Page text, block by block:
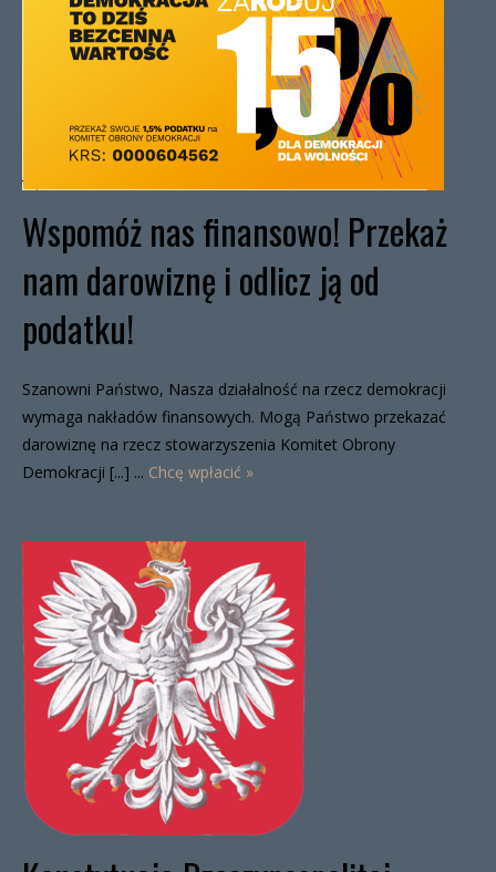
Wspomóż nas finansowo! Przekaż
nam darowiznę i odlicz ją od
podatku!
Szanowni Państwo, Nasza działalność na rzecz demokracji
wymaga nakładów finansowych. Mogą Państwo przekazać
darowiznę na rzecz stowarzyszenia Komitet Obrony
Demokracji [...] ... Chcę wpłacić »